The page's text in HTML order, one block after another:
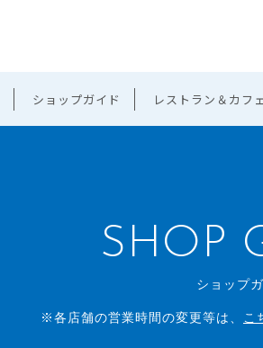
ショップガイド レストラン＆カフェ
SHOP
ショップ
※各店舗の営業時間の変更等は、 こ